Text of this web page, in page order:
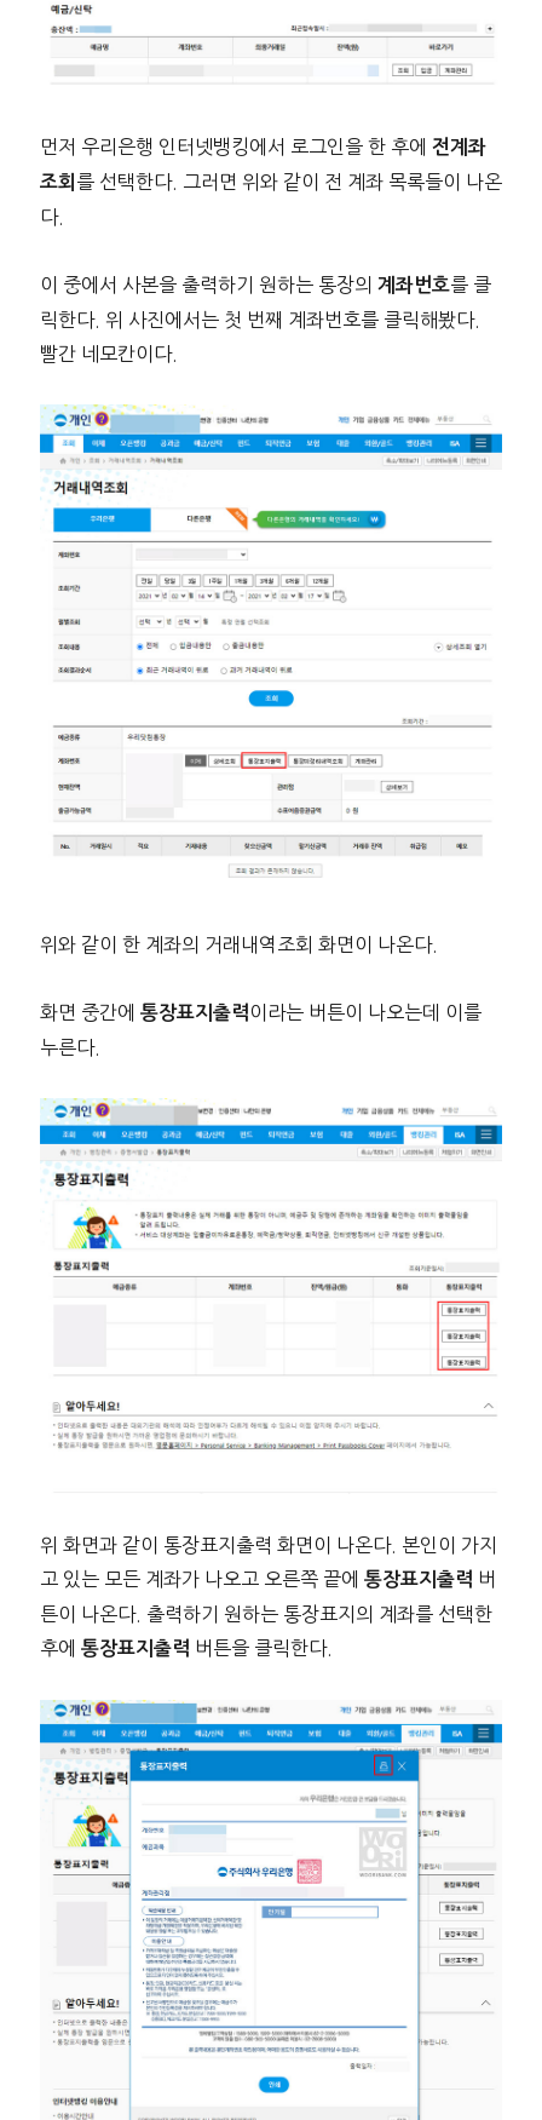
먼저 우리은행 인터넷뱅킹에서 로그인을 한 후에 전계좌
조회 를 선택한다. 그러면 위와 같이 전 계좌 목록들이 나온
다.
이 중에서 사본을 출력하기 원하는 통장의 계좌번호를 클
릭한다. 위 사진에서는 첫 번째 계좌번호를 클릭해봤다.
빨간 네모칸이다.
위와 같이 한 계좌의 거래내역조회 화면이 나온다.
화면 중간에 통장표지출력 이라는 버튼이 나오는데 이를
누른다.
위 화면과 같이 통장표지출력 화면이 나온다. 본인이 가지
고 있는 모든 계좌가 나오고 오른쪽 끝에 통장표지출력 버
튼이 나온다. 출력하기 원하는 통장표지의 계좌를 선택한
후에 통장표지출력 버튼을 클릭한다.